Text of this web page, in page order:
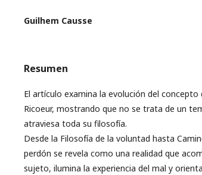
Guilhem Causse
Resumen
El artículo examina la evolución del concepto
Ricoeur, mostrando que no se trata de un
atraviesa toda su filosofía.
Desde la Filosofía de la voluntad hasta
perdón se revela como una realidad que
sujeto, ilumina la experiencia del mal y